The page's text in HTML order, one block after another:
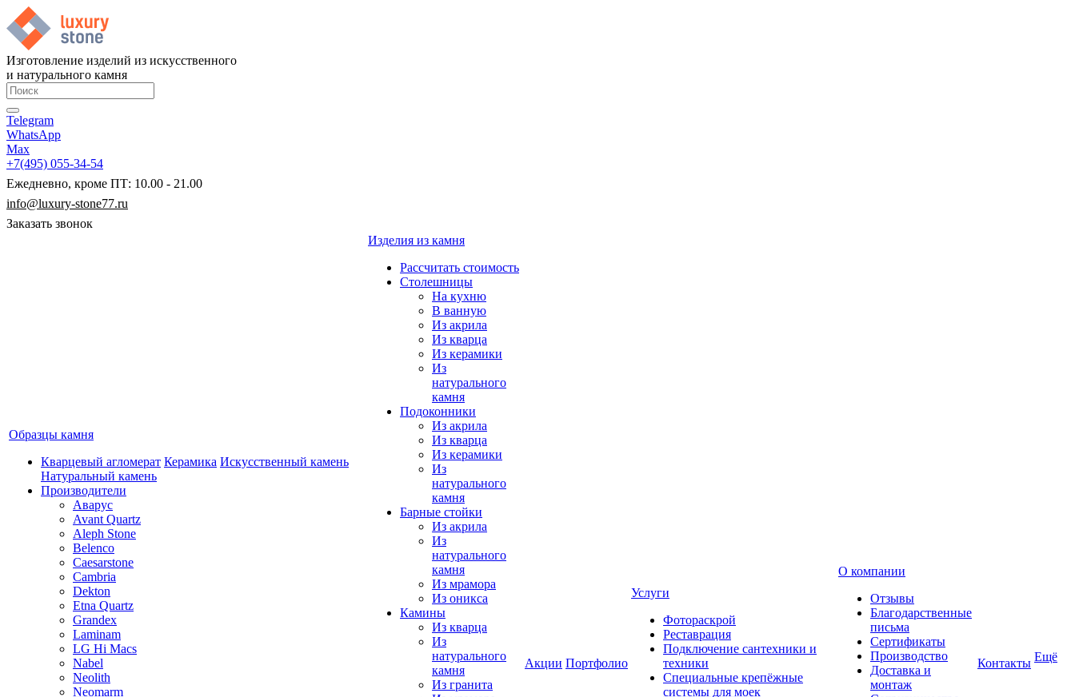
Изготовление изделий из искусственного
и натурального камня
Telegram
WhatsApp
Max
+7(495) 055-34-54
Ежедневно, кроме ПТ: 10.00 - 21.00
info@luxury-stone77.ru
Заказать звонок
Образцы камня
Кварцевый агломерат Керамика Искусственный камень
Натуральный камень
Производители
Аварус
Avant Quartz
Aleph Stone
Belenco
Caesarstone
Cambria
Dekton
Etna Quartz
Grandex
Laminam
LG Hi Macs
Nabel
Neolith
Neomarm
Изделия из камня
Рассчитать стоимость
Столешницы
На кухню
В ванную
Из акрила
Из кварца
Из керамики
Из
натурального
камня
Подоконники
Из акрила
Из кварца
Из керамики
Из
натурального
камня
Барные стойки
Из акрила
Из
натурального
камня
Из мрамора
Из оникса
Камины
Из кварца
Из
натурального
камня
Из гранита
Акции Портфолио
Услуги
Фотораскрой
Реставрация
Подключение сантехники и
техники
Специальные крепёжные
системы для моек
О компании
Отзывы
Благодарственные
письма
Сертификаты
Производство
Доставка и
монтаж
Контакты Ещё